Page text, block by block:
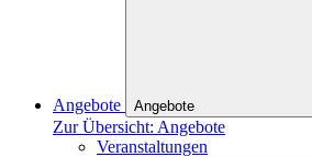
Angebote Angebote
Zur Übersicht: Angebote
Veranstaltungen